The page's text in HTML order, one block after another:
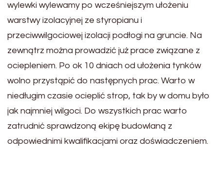
wylewki wylewamy po wcześniejszym ułożeniu
warstwy izolacyjnej ze styropianu i
przeciwwilgociowej izolacji podłogi na gruncie. Na
zewnątrz można prowadzić już prace związane z
ociepleniem. Po ok 10 dniach od ułożenia tynków
wolno przystąpić do następnych prac. Warto w
niedługim czasie ocieplić strop, tak by w domu było
jak najmniej wilgoci. Do wszystkich prac warto
zatrudnić sprawdzoną ekipę budowlaną z
odpowiednimi kwalifikacjami oraz doświadczeniem.